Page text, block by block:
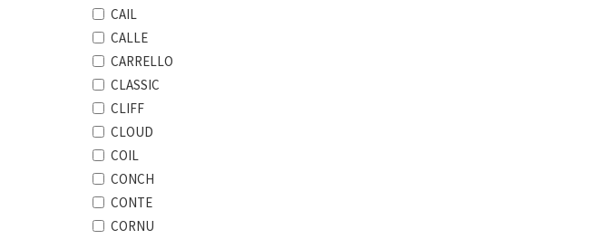
CAIL
CALLE
CARRELLO
CLASSIC
CLIFF
CLOUD
COIL
CONCH
CONTE
CORNU